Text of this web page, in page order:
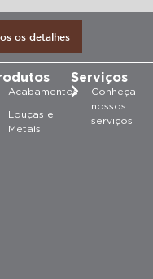
os detalhes
Acabamentos
Louças e
Metais
Serviços
Conheça
nossos
serviços